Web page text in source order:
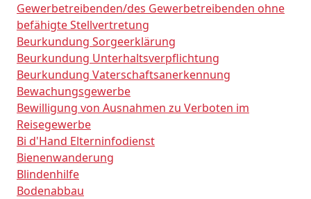
Gewerbetreibenden/des Gewerbetreibenden ohne
befähigte Stellvertretung
Beurkundung Sorgeerklärung
Beurkundung Unterhaltsverpflichtung
Beurkundung Vaterschaftsanerkennung
Bewachungsgewerbe
Bewilligung von Ausnahmen zu Verboten im
Reisegewerbe
Bi d'Hand Elterninfodienst
Bienenwanderung
Blindenhilfe
Bodenabbau